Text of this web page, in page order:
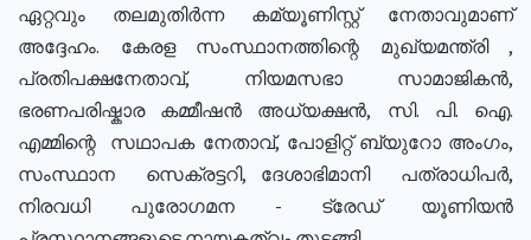
ഏറ്റവും തലമുതിർന്ന കമ്യൂണിസ്റ്റ് നേതാവുമാണ്
അദ്ദേഹം. കേരള സംസ്ഥാനത്തിന്റെ മുഖ്യമന്ത്രി ,
പ്രതിപക്ഷനേതാവ്, നിയമസഭാ സാമാജികൻ,
ഭരണപരിഷ്കാര കമ്മീഷൻ അധ്യക്ഷൻ, സി. പി. ഐ.
എമ്മിന്റെ സഥാപക നേതാവ്, പോളിറ്റ് ബ്യുറോ അംഗം,
സംസ്ഥാന സെക്രട്ടറി, ദേശാഭിമാനി പത്രാധിപർ,
നിരവധി പുരോഗമന - ട്രേഡ് യൂണിയൻ